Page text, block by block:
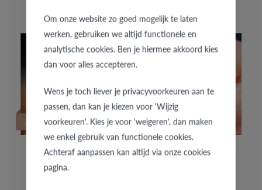
27/01/2022
ONTDEK NU DE NIEUWSTE TROUWRINGEN
Om onze website zo goed mogelijk te laten
werken, gebruiken we altijd functionele en
analytische cookies. Ben je hiermee akkoord kies
dan voor alles accepteren.
Wens je toch liever je privacyvoorkeuren aan te
passen, dan kan je kiezen voor 'Wijzig
voorkeuren'. Kies je voor 'weigeren', dan maken
we enkel gebruik van functionele cookies.
Achteraf aanpassen kan altijd via onze cookies
pagina.